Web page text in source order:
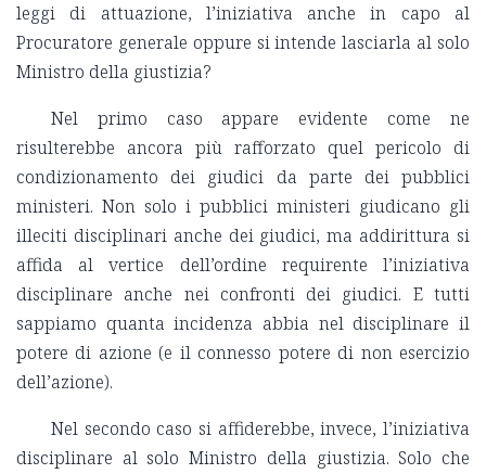
leggi di attuazione, l’iniziativa anche in capo al
Procuratore generale oppure si intende lasciarla al solo
Ministro della giustizia?
Nel primo caso appare evidente come ne
risulterebbe ancora più rafforzato quel pericolo di
condizionamento dei giudici da parte dei pubblici
ministeri. Non solo i pubblici ministeri giudicano gli
illeciti disciplinari anche dei giudici, ma addirittura si
affida al vertice dell’ordine requirente l’iniziativa
disciplinare anche nei confronti dei giudici. E tutti
sappiamo quanta incidenza abbia nel disciplinare il
potere di azione (e il connesso potere di non esercizio
dell’azione).
Nel secondo caso si affiderebbe, invece, l’iniziativa
disciplinare al solo Ministro della giustizia. Solo che